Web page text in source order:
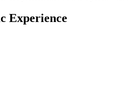
Experience